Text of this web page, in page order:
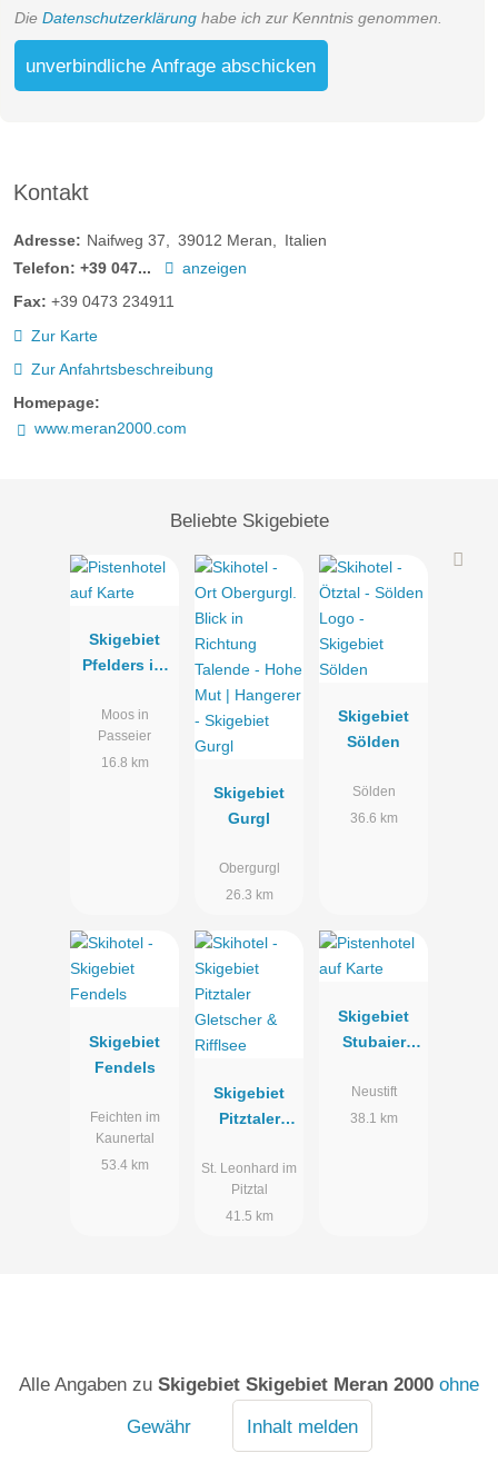
Die Datenschutzerklärung habe ich zur Kenntnis genommen.
unverbindliche Anfrage abschicken
Kontakt
Adresse: Naifweg 37 39012 Meran
Italien
Telefon: +39 047...
anzeigen
Fax: +39 0473 234911
Zur Karte
Zur Anfahrtsbeschreibung
Homepage:
www.meran2000.com
Beliebte Skigebiete
Skigebiet
Pfelders im
Moos in
Passeier
16.8 km
Skigebiet
Gurgl
Obergurgl
26.3 km
Skigebiet
Sölden
Sölden
36.6 km
Skigebiet
Fendels
Feichten im
Kaunertal
53.4 km
Skigebiet
Pitztaler
Rifflsee
St. Leonhard im
Pitztal
41.5 km
Skigebiet
Stubaier
Neustift
38.1 km
Alle Angaben zuSkigebiet Skigebiet Meran 2000 ohne
Gewähr
Inhalt melden